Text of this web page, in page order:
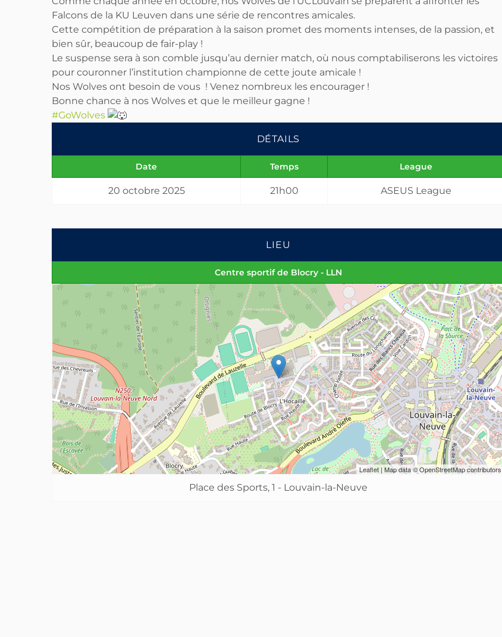
Falcons de la KU Leuven dans une série de rencontres amicales.
Cette compétition de préparation à la saison promet des moments intenses, de la passion, et
bien sûr, beaucoup de fair-play !
Le suspense sera à son comble jusqu’au dernier match, où nous comptabiliserons les victoires
pour couronner l’institution championne de cette joute amicale !
Nos Wolves ont besoin de vous ! Venez nombreux les encourager !
Bonne chance à nos Wolves et que le meilleur gagne !
#GoWolves
DÉTAILS
Date Temps League
20 octobre 2025 21h00 ASEUS League
LIEU
Centre sportif de Blocry - LLN
Leaflet | Map data ©OpenStreetMapcontributors
Place des Sports, 1 - Louvain-la-Neuve